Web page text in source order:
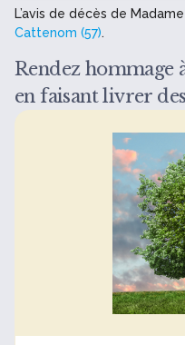
L’avis de décès de
Cattenom (57).
Rendez hommage
en faisant livrer